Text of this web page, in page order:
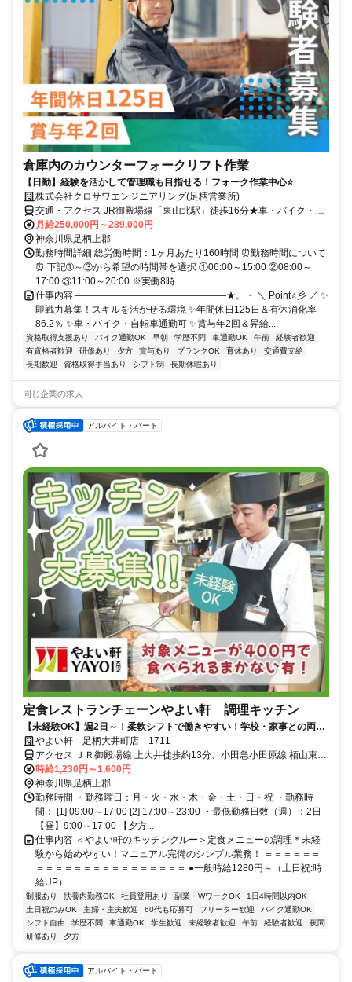
倉庫内のカウンターフォークリフト作業
【日勤】経験を活かして管理職も目指せる！フォーク作業中心⭐
株式会社クロサワエンジニアリング(足柄営業所)
交通・アクセス JR御殿場線「東山北駅」徒歩16分★車・バイク・自
転車通勤OK！（駐車場無料）
月給250,000円～289,000円
神奈川県足柄上郡
勤務時間詳細 総労働時間：1ヶ月あたり160時間 ⏰勤務時間について
⏰ 下記➀～③から希望の時間帯を選択 ①06:00～15:00 ②08:00～
17:00 ③11:00～20:00 ※実働8時...
仕事内容 ――――――――――――――――★。・ ＼ Point⭐彡 ／ ✨
即戦力募集！スキルを活かせる環境 ✨年間休日125日＆有休消化率
86.2％ ✨車・バイク・自転車通勤可 ✨賞与年2回＆昇給...
資格取得支援あり バイク通勤OK 早朝 学歴不問 車通勤OK 午前
経験者歓迎
有資格者歓迎
研修あり 夕方 賞与あり ブランクOK 育休あり
交通費支給
長期歓迎
資格取得手当あり シフト制 長期休暇あり
同じ企業の求人
アルバイト・パート
定食レストランチェーンやよい軒 調理キッチン
【未経験OK】週2日～！柔軟シフトで働きやすい！学校・家事との両立
◎＜オンライン面接実施中＞
やよい軒 足柄大井町店 1711
アクセス ＪＲ御殿場線 上大井徒歩約13分、小田急小田原線 栢山東口
徒歩約25分、ＪＲ御殿場線 相模金子徒歩約30分 上大井駅より徒歩12
分
時給1,230円～1,600円
神奈川県足柄上郡
勤務時間 ・勤務曜日：月・火・水・木・金・土・日・祝 ・勤務時
間： [1] 09:00～17:00 [2] 17:00～23:00 ・最低勤務日数（週）：2日
【昼】9:00～17:00 【夕方...
仕事内容 ＜やよい軒のキッチンクルー＞定食メニューの調理＊未経
験から始めやすい！マニュアル完備のシンプル業務！ ＝＝＝＝＝＝
＝＝＝＝＝＝＝＝＝＝＝＝＝＝＝＝ ●一般時給1280円～（土日祝:時
給UP）...
制服あり 扶養内勤務OK 社員登用あり 副業・WワークOK
1日4時間以内OK
土日祝のみOK
主婦・主夫歓迎 60代も応募可 フリーター歓迎
バイク通勤OK
シフト自由
学歴不問 車通勤OK 学生歓迎 未経験者歓迎 午前 経験者歓迎
夜間
研修あり
夕方
アルバイト・パート